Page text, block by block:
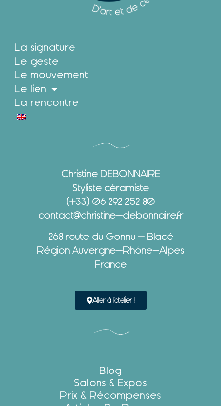
La signature
Le geste
Le mouvement
Le lien
La rencontre
Christine DEBONNAIRE
Styliste céramiste
(+33) 06 292 252 80
contact@christine-debonnaire.fr
268 route du Gonnu – Blacé
Région Auvergne-Rhône-Alpes
France
Aller à l'atelier !
Blog
Salons & Expos
Prix & Récompenses